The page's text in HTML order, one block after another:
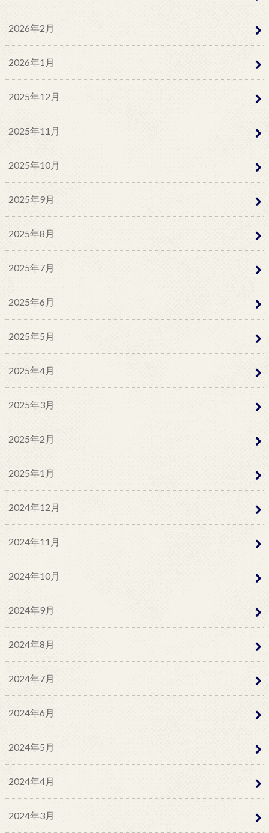
2026年2月
2026年1月
2025年12月
2025年11月
2025年10月
2025年9月
2025年8月
2025年7月
2025年6月
2025年5月
2025年4月
2025年3月
2025年2月
2025年1月
2024年12月
2024年11月
2024年10月
2024年9月
2024年8月
2024年7月
2024年6月
2024年5月
2024年4月
2024年3月